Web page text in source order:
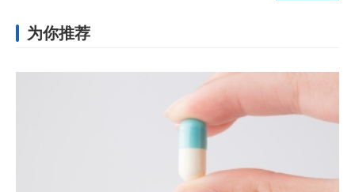
为你推荐